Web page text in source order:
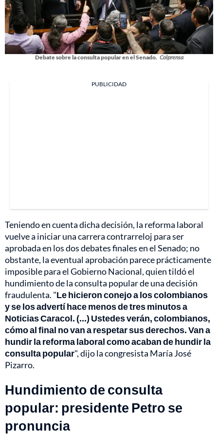
Debate sobre la consulta popular en el Senado. Colprensa
PUBLICIDAD
Teniendo en cuenta dicha decisión, la reforma laboral
vuelve a iniciar una carrera contrarreloj para ser
aprobada en los dos debates finales en el Senado; no
obstante, la eventual aprobación parece prácticamente
imposible para el Gobierno Nacional, quien tildó el
hundimiento de la consulta popular de una decisión
fraudulenta. "Le hicieron conejo a los colombianos
y se los advertí hace menos de tres minutos a
Noticias Caracol. (...) Ustedes verán, colombianos,
cómo al final no van a respetar sus derechos. Van a
hundir la reforma laboral como acaban de hundir la
consulta popular", dijo la congresista María José
Pizarro.
Hundimiento de consulta
popular: presidente Petro se
pronuncia